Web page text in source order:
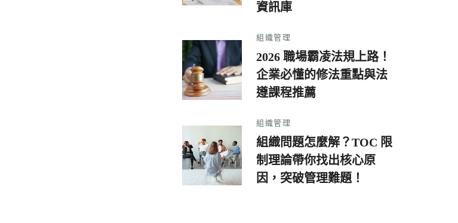
資訊庫
組織管理
2026 職場霸凌法規上路！
企業必懂的修法重點與法
遵課程推薦
組織管理
組織問題怎麼解？TOC 限
制理論帶你找出核心原
因，突破管理難題！